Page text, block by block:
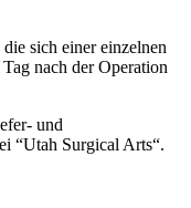
sich einer einzelnen
nach der Operation
und
“Utah Surgical Arts“.